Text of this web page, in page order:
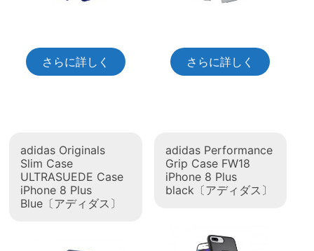
さらに詳しく さらに詳しく
adidas Originals
Slim Case
ULTRASUEDE Case
iPhone 8 Plus
Blue〔アディダス〕
adidas Performance
Grip Case FW18
iPhone 8 Plus
black〔アディダス〕